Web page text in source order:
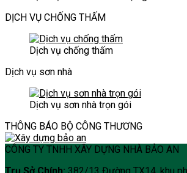
DỊCH VỤ CHỐNG THẤM
Dịch vụ chống thấm
Dịch vụ sơn nhà
Dịch vụ sơn nhà trọn gói
THÔNG BÁO BỘ CÔNG THƯƠNG
CÔNG TY TNHH XÂY DỰNG NHÀ BẢO AN